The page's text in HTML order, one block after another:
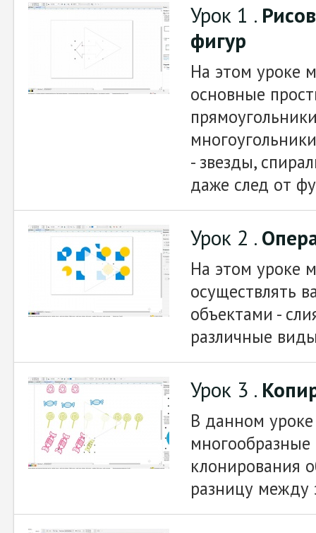
Урок 1 .
фигур
На этом уроке
основные
- звезды,
даже след от
Урок 2 .
На этом уроке
осуществлять
объектами -
различные
Урок 3 .
В данном
клонирования
разницу между